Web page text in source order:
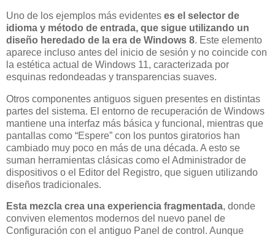
Uno de los ejemplos más evidentes es el selector de
idioma y método de entrada, que sigue utilizando un
diseño heredado de la era de Windows 8. Este elemento
aparece incluso antes del inicio de sesión y no coincide con
la estética actual de Windows 11, caracterizada por
esquinas redondeadas y transparencias suaves.
Otros componentes antiguos siguen presentes en distintas
partes del sistema. El entorno de recuperación de Windows
mantiene una interfaz más básica y funcional, mientras que
pantallas como “Espere” con los puntos giratorios han
cambiado muy poco en más de una década. A esto se
suman herramientas clásicas como el Administrador de
dispositivos o el Editor del Registro, que siguen utilizando
diseños tradicionales.
Esta mezcla crea una experiencia fragmentada, donde
conviven elementos modernos del nuevo panel de
Configuración con el antiguo Panel de control. Aunque